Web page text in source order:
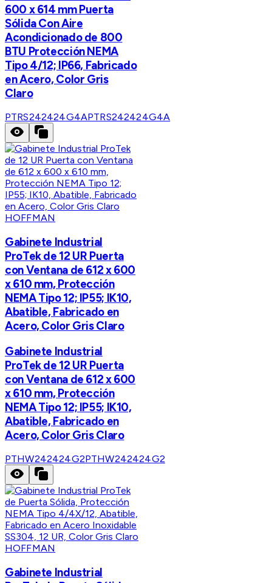
600 x 614 mm Puerta
Sólida Con Aire
Acondicionado de 800
BTU Protección NEMA
Tipo 4/12; IP66, Fabricado
en Acero, Color Gris
Claro
PTRS242424G4APTRS242424G4A
HOFFMAN
Gabinete Industrial
ProTek de 12 UR Puerta
con Ventana de 612 x 600
x 610 mm, Protección
NEMA Tipo 12; IP55; IK10,
Abatible, Fabricado en
Acero, Color Gris Claro
Gabinete Industrial
ProTek de 12 UR Puerta
con Ventana de 612 x 600
x 610 mm, Protección
NEMA Tipo 12; IP55; IK10,
Abatible, Fabricado en
Acero, Color Gris Claro
PTHW242424G2PTHW242424G2
HOFFMAN
Gabinete Industrial